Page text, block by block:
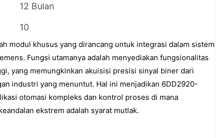
12 Bulan
10
modul khusus yang dirancang untuk integrasi dalam sistem
Fungsi utamanya adalah menyediakan fungsionalitas
yang memungkinkan akuisisi presisi sinyal biner dari
industri yang menuntut. Hal ini menjadikan 6DD2920-
otomasi kompleks dan kontrol proses di mana
ekstrem adalah syarat mutlak.